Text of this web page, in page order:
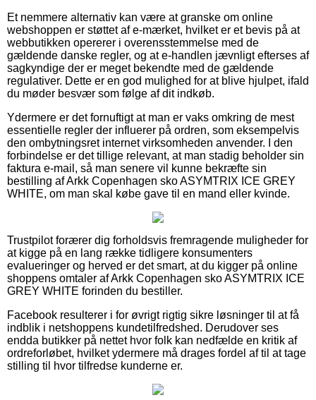
Et nemmere alternativ kan være at granske om online
webshoppen er støttet af e-mærket, hvilket er et bevis på at
webbutikken opererer i overensstemmelse med de
gældende danske regler, og at e-handlen jævnligt efterses af
sagkyndige der er meget bekendte med de gældende
regulativer. Dette er en god mulighed for at blive hjulpet, ifald
du møder besvær som følge af dit indkøb.
Ydermere er det fornuftigt at man er vaks omkring de mest
essentielle regler der influerer på ordren, som eksempelvis
den ombytningsret internet virksomheden anvender. I den
forbindelse er det tillige relevant, at man stadig beholder sin
faktura e-mail, så man senere vil kunne bekræfte sin
bestilling af Arkk Copenhagen sko ASYMTRIX ICE GREY
WHITE, om man skal købe gave til en mand eller kvinde.
Trustpilot forærer dig forholdsvis fremragende muligheder for
at kigge på en lang række tidligere konsumenters
evalueringer og herved er det smart, at du kigger på online
shoppens omtaler af Arkk Copenhagen sko ASYMTRIX ICE
GREY WHITE forinden du bestiller.
Facebook resulterer i for øvrigt rigtig sikre løsninger til at få
indblik i netshoppens kundetilfredshed. Derudover ses
endda butikker på nettet hvor folk kan nedfælde en kritik af
ordreforløbet, hvilket ydermere må drages fordel af til at tage
stilling til hvor tilfredse kunderne er.